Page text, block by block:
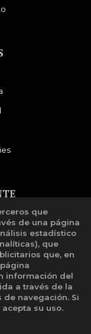
que
de una página
estadístico
que
que, en
información del
a través de la
navegación. Si
su uso.